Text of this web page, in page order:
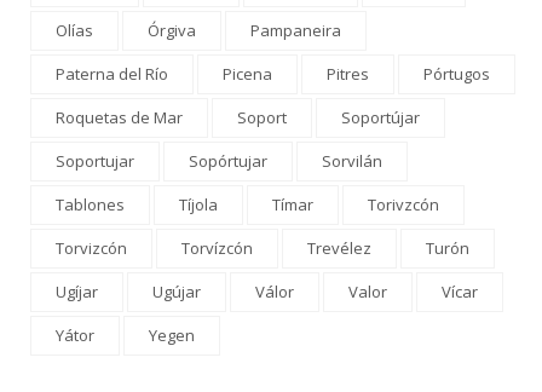
Olías
Órgiva
Pampaneira
Paterna del Río
Picena Pitres
Pórtugos
Roquetas de Mar
Soport
Soportújar
Soportujar
Sopórtujar
Sorvilán
Tablones
Tíjola Tímar
Torivzcón
Torvizcón
Torvízcón Trevélez
Turón
Ugíjar
Ugújar Válor Valor
Vícar
Yátor
Yegen